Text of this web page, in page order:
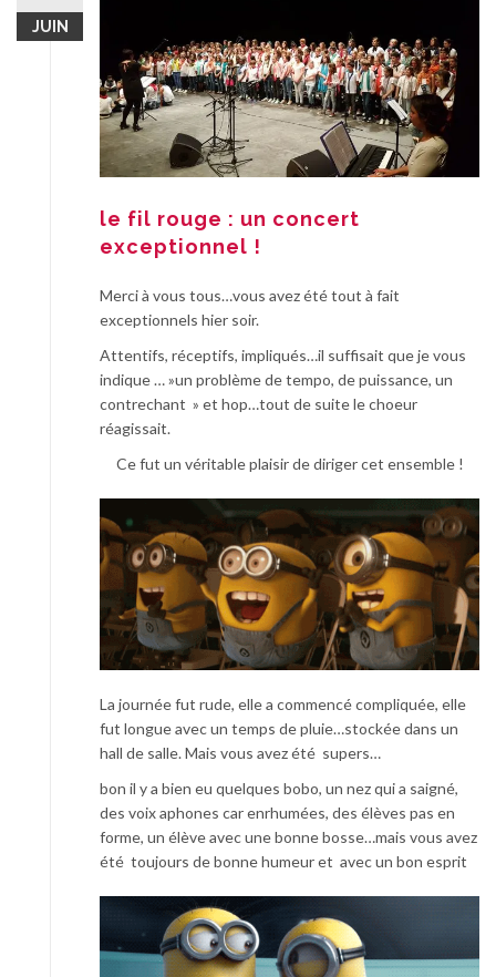
JUIN
le fil rouge : un concert
exceptionnel !
Merci à vous tous…vous avez été tout à fait
exceptionnels hier soir.
Attentifs, réceptifs, impliqués…il suffisait que je vous
indique … »un problème de tempo, de puissance, un
contrechant » et hop…tout de suite le choeur
réagissait.
Ce fut un véritable plaisir de diriger cet ensemble !
La journée fut rude, elle a commencé compliquée, elle
fut longue avec un temps de pluie…stockée dans un
hall de salle. Mais vous avez été supers…
bon il y a bien eu quelques bobo, un nez qui a saigné,
des voix aphones car enrhumées, des élèves pas en
forme, un élève avec une bonne bosse…mais vous avez
été toujours de bonne humeur et avec un bon esprit